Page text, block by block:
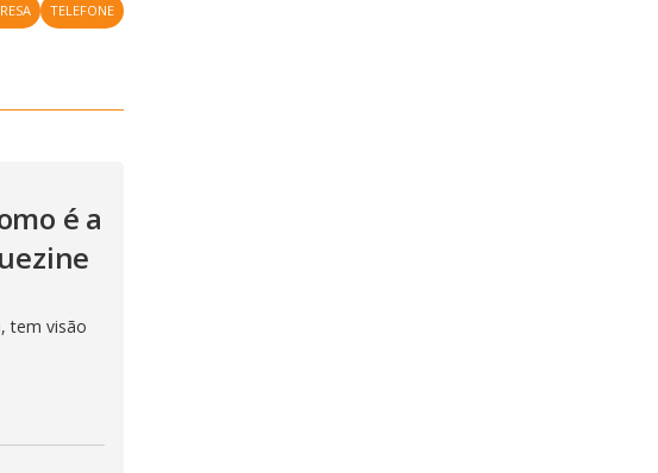
TELEFONE
é a
tem visão